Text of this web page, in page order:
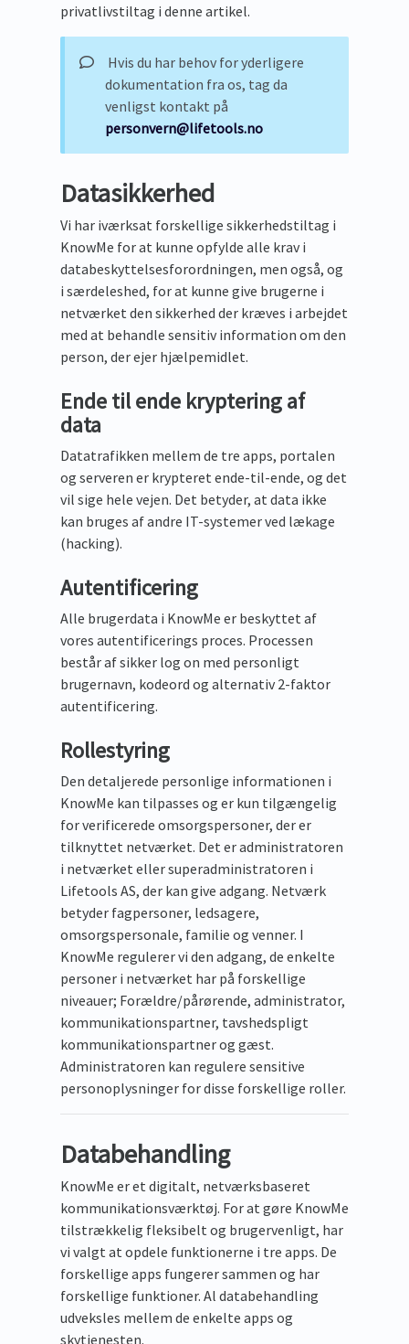
privatlivstiltag i denne artikel.
Hvis du har behov for yderligere
dokumentation fra os, tag da
venligst kontakt på
personvern@lifetools.no
Datasikkerhed
Vi har iværksat forskellige sikkerhedstiltag i
KnowMe for at kunne opfylde alle krav i
databeskyttelsesforordningen, men også, og
i særdeleshed, for at kunne give brugerne i
netværket den sikkerhed der kræves i arbejdet
med at behandle sensitiv information om den
person, der ejer hjælpemidlet.
Ende til ende kryptering af
data
Datatrafikken mellem de tre apps, portalen
og serveren er krypteret ende-til-ende, og det
vil sige hele vejen. Det betyder, at data ikke
kan bruges af andre IT-systemer ved lækage
(hacking).
Autentificering
Alle brugerdata i KnowMe er beskyttet af
vores autentificerings proces. Processen
består af sikker log on med personligt
brugernavn, kodeord og alternativ 2-faktor
autentificering.
Rollestyring
Den detaljerede personlige informationen i
KnowMe kan tilpasses og er kun tilgængelig
for verificerede omsorgspersoner, der er
tilknyttet netværket. Det er administratoren
i netværket eller superadministratoren i
Lifetools AS, der kan give adgang. Netværk
betyder fagpersoner, ledsagere,
omsorgspersonale, familie og venner. I
KnowMe regulerer vi den adgang, de enkelte
personer i netværket har på forskellige
niveauer; Forældre/pårørende, administrator,
kommunikationspartner, tavshedspligt
kommunikationspartner og gæst.
Administratoren kan regulere sensitive
personoplysninger for disse forskellige roller.
Databehandling
KnowMe er et digitalt, netværksbaseret
kommunikationsværktøj. For at gøre KnowMe
tilstrækkelig fleksibelt og brugervenligt, har
vi valgt at opdele funktionerne i tre apps. De
forskellige apps fungerer sammen og har
forskellige funktioner. Al databehandling
udveksles mellem de enkelte apps og
skytjenesten.